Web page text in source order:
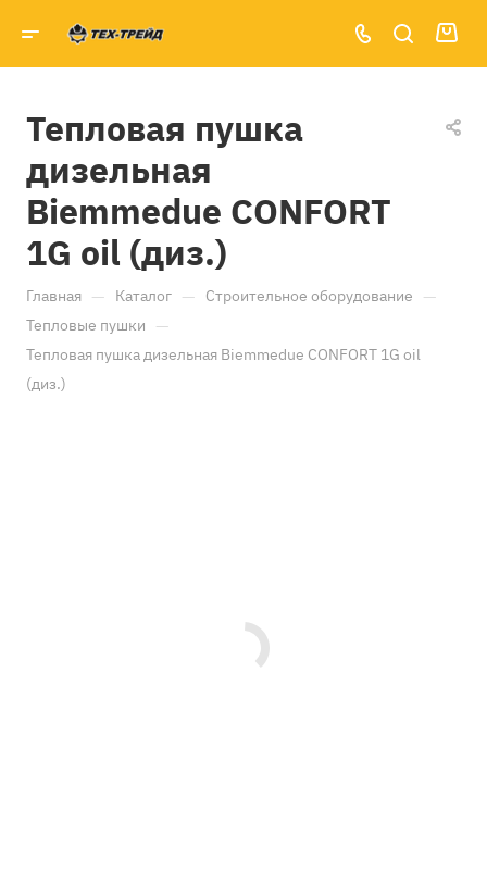
Тепловая пушка
дизельная
Biemmedue CONFORT
1G oil (диз.)
Главная — Каталог — Строительное оборудование —
Тепловые пушки —
Тепловая пушка дизельная Biemmedue CONFORT 1G oil
(диз.)